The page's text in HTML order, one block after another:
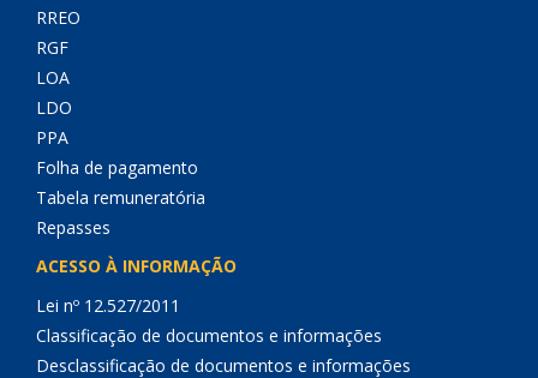
RREO
RGF
LOA
LDO
PPA
Folha de pagamento
Tabela remuneratória
Repasses
ACESSO À INFORMAÇÃO
Lei nº 12.527/2011
Classificação de documentos e informações
Desclassificação de documentos e informações